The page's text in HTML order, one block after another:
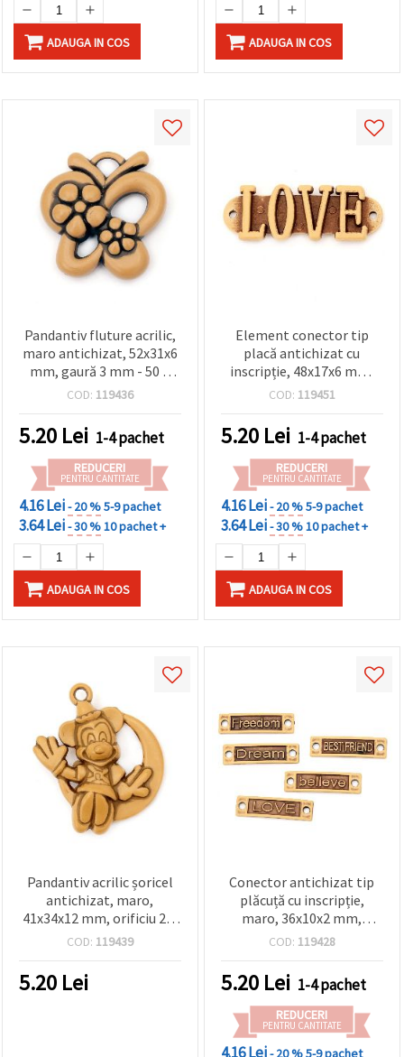
ADAUGA IN COS ADAUGA IN COS
Pandantiv fluture acrilic,
maro antichizat, 52x31x6
mm, gaură 3 mm - 50 g
(~18 buc.)
COD: 119436
5.20 Lei 1-4 pachet
REDUCERI
PENTRU CANTITATE
4.16 Lei- 20 %5-9 pachet
3.64 Lei- 30 %10 pachet +
ADAUGA IN COS
Element conector tip
placă antichizat cu
inscripție, 48x17x6 mm,
orificiu: 2 mm, maro - 50 g
COD: 119451
5.20 Lei 1-4 pachet
REDUCERI
PENTRU CANTITATE
4.16 Lei- 20 %5-9 pachet
3.64 Lei- 30 %10 pachet +
ADAUGA IN COS
Pandantiv acrilic șoricel
antichizat, maro,
41x34x12 mm, orificiu 2,5
mm – 50 g (~15 buc.)
COD: 119439
5.20 Lei
Conector antichizat tip
plăcuță cu inscripție,
maro, 36x10x2 mm,
orificiu 3 mm - 50 g (~88
COD: 119428
5.20 Lei 1-4 pachet
REDUCERI
PENTRU CANTITATE
4.16 Lei- 20 %5-9 pachet